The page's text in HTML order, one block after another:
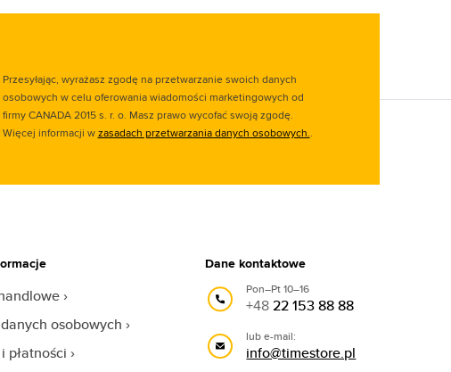
Przesyłając, wyrażasz zgodę na przetwarzanie swoich danych
osobowych w celu oferowania wiadomości marketingowych od
firmy CANADA 2015 s. r. o. Masz prawo wycofać swoją zgodę.
Więcej informacji wzasadach przetwarzania danych osobowych..
osobowych
płatności
Dane kontaktowe
Pon–Pt 10–16
+4822 153 88 88
lub e-mail:
info@timestore.pl